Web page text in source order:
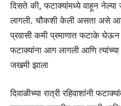
दिसते की, फटाक्यांमध्ये वाहून नेल्या
लागली. चौकशी केली असता असे
प्रवासी कमी प्रमाणात फटाके घेऊन
फटाक्यांना आग लागली आणि
जखमी झाला
दिवाळीच्या रात्री रहिवाशांनी